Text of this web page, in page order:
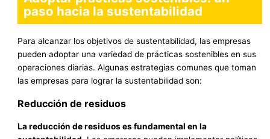
paso hacia la sustentabilidad
Para alcanzar los objetivos de sustentabilidad, las empresas
pueden adoptar una variedad de prácticas sostenibles en sus
operaciones diarias. Algunas estrategias comunes que toman
las empresas para lograr la sustentabilidad son:
Reducción de residuos
La reducción de residuos es fundamental en la